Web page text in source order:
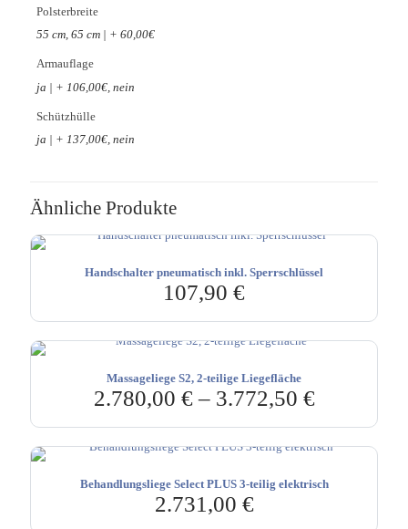
Polsterbreite
55 cm, 65 cm | + 60,00€
Armauflage
ja | + 106,00€, nein
Schützhülle
ja | + 137,00€, nein
Ähnliche Produkte
Handschalter pneumatisch inkl. Sperrschlüssel
107,90 €
Massageliege S2, 2-teilige Liegefläche
2.780,00 €– 3.772,50 €
Behandlungsliege Select PLUS 3-teilig elektrisch
2.731,00 €